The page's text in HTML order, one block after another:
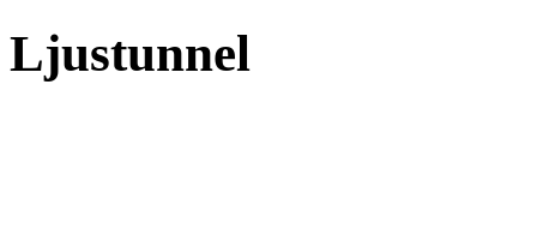
Ljustunnel